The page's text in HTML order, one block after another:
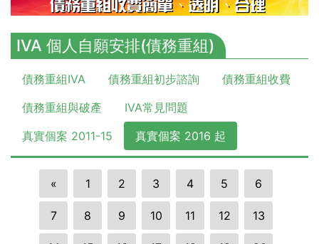
IVA 個人自願安排(債務重組)
債務重組IVA 債務重組初步諮詢
債務重組收費
債務重組與破產
IVA常見問題
真實個案 2011-15
真實個案 2016 起
« 1 2 3 4 5 6
7 8 9 10 11 12 13